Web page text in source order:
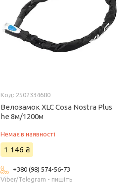
2502334680
Велозамок XLC Cosa Nostra Plus
he 8м/1200м
Немає в наявності
1 146 ₴
+380 (98) 574-56-73
Viber/Telegram - пишіть